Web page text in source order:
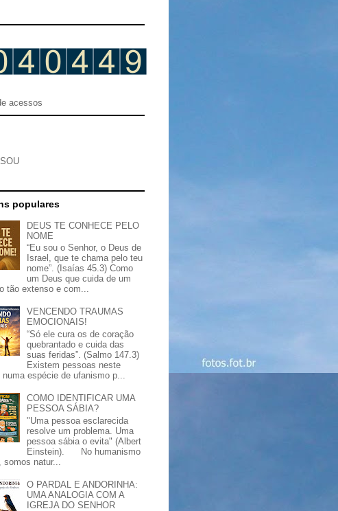
acessos
populares
DEUS TE CONHECE PELO
NOME
“Eu sou o Senhor, o Deus de
Israel, que te chama pelo teu
nome”. (Isaías 45.3) Como
um Deus que cuida de um
tão extenso e com...
VENCENDO TRAUMAS
EMOCIONAIS!
“Só ele cura os de coração
quebrantado e cuida das
suas feridas”. (Salmo 147.3)
Existem pessoas neste
numa espécie de ufanismo p...
COMO IDENTIFICAR UMA
PESSOA SÁBIA?
"Uma pessoa esclarecida
resolve um problema. Uma
pessoa sábia o evita" (Albert
Einstein). No humanismo
somos natur...
O PARDAL E ANDORINHA:
UMA ANALOGIA COM A
IGREJA DO SENHOR